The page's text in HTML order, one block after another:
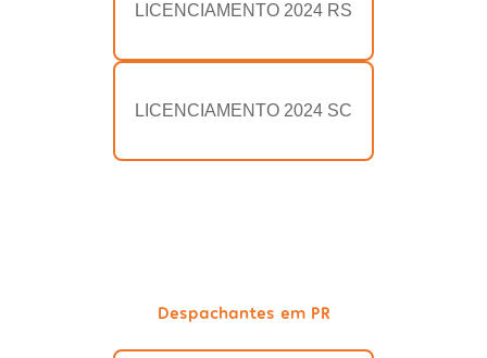
LICENCIAMENTO 2024 RS
LICENCIAMENTO 2024 SC
Despachantes em PR